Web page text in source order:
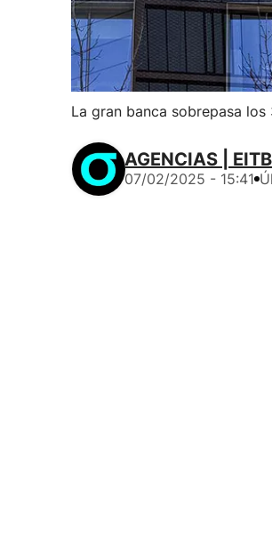
La gran banca sobrepasa
AGENCIAS |
07/02/2025 - 15:41